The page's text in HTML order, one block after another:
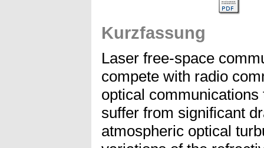
Kurzfassung
Laser free-space
compete with radio
optical
suffer from significant
atmospheric optical